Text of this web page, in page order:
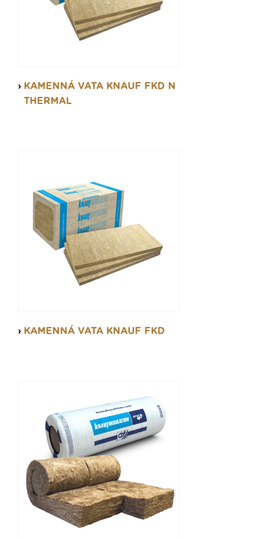
KAMENNÁ VATA KNAUF FKD N
THERMAL
KAMENNÁ VATA KNAUF FKD